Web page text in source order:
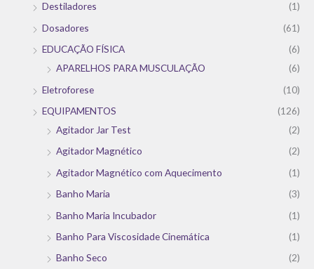
Destiladores
(1)
Dosadores
(61)
EDUCAÇÃO FÍSICA
(6)
APARELHOS PARA MUSCULAÇÃO
(6)
Eletroforese
(10)
EQUIPAMENTOS
(126)
Agitador Jar Test
(2)
Agitador Magnético
(2)
Agitador Magnético com Aquecimento
(1)
Banho Maria
(3)
Banho Maria Incubador
(1)
Banho Para Viscosidade Cinemática
(1)
Banho Seco
(2)